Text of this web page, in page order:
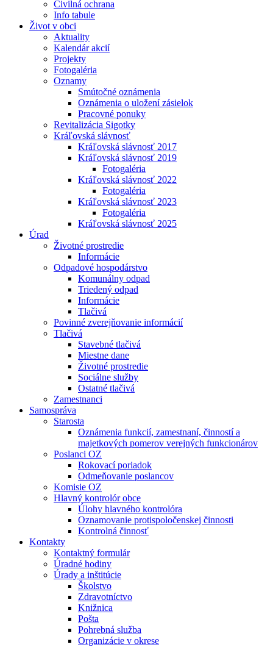
Civilná ochrana
Info tabule
Život v obci
Aktuality
Kalendár akcií
Projekty
Fotogaléria
Oznamy
Smútočné oznámenia
Oznámenia o uložení zásielok
Pracovné ponuky
Revitalizácia Sigotky
Kráľovská slávnosť
Kráľovská slávnosť 2017
Kráľovská slávnosť 2019
Fotogaléria
Kráľovská slávnosť 2022
Fotogaléria
Kráľovská slávnosť 2023
Fotogaléria
Kráľovská slávnosť 2025
Úrad
Životné prostredie
Informácie
Odpadové hospodárstvo
Komunálny odpad
Triedený odpad
Informácie
Tlačivá
Povinné zverejňovanie informácií
Tlačivá
Stavebné tlačivá
Miestne dane
Životné prostredie
Sociálne služby
Ostatné tlačivá
Zamestnanci
Samospráva
Starosta
Oznámenia funkcií, zamestnaní, činností a
majetkových pomerov verejných funkcionárov
Poslanci OZ
Rokovací poriadok
Odmeňovanie poslancov
Komisie OZ
Hlavný kontrolór obce
Úlohy hlavného kontrolóra
Oznamovanie protispoločenskej činnosti
Kontrolná činnosť
Kontakty
Kontaktný formulár
Úradné hodiny
Úrady a inštitúcie
Školstvo
Zdravotníctvo
Knižnica
Pošta
Pohrebná služba
Organizácie v okrese